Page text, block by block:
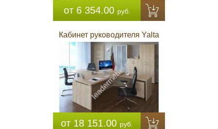
от 6 354.00 руб.
Кабинет руководителя Yalta
от 18 151.00 руб.